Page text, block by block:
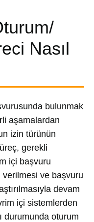
Nasıl
bulunmak
aşamalardan
izin türünün
gerekli
içi başvuru
verilmesi ve başvuru
devam
içi sistemlerden
durumunda oturum